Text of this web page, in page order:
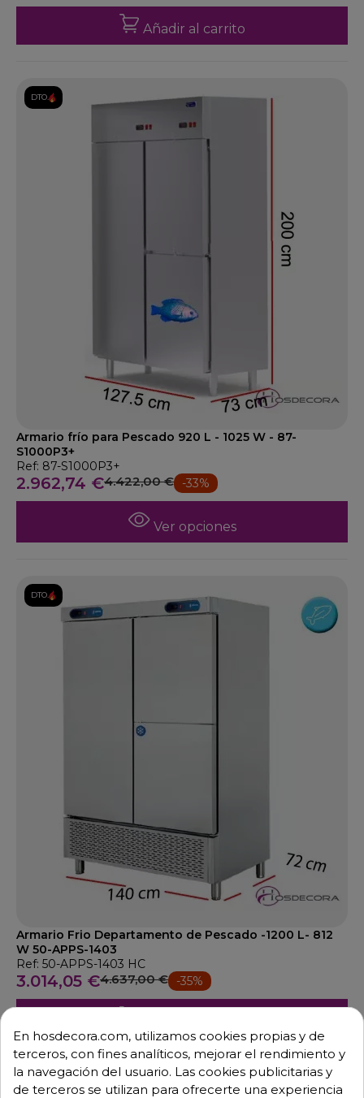
Añadir al carrito
DTO.
Armario frío para Pescado 920 L - 1025 W - 87-
S1000P3+
Ref: 87-S1000P3+
2.962,74 €4.422,00 € -33%
Ver opciones
DTO.
Armario Frio Departamento de Pescado -1200 L- 812
W 50-APPS-1403
Ref: 50-APPS-1403 HC
3.014,05 €4.637,00 € -35%
DTO.
En hosdecora.com, utilizamos cookies propias y de
terceros, con fines analíticos, mejorar el rendimiento y
la navegación del usuario. Las cookies publicitarias y
de terceros se utilizan para ofrecerte una experiencia